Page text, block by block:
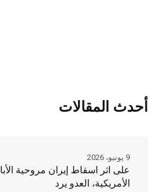
أحدث المقالات
على اثر اسقاط إيران مروحية
الأمريكية، العدو يرد
9 يونيو، 2026